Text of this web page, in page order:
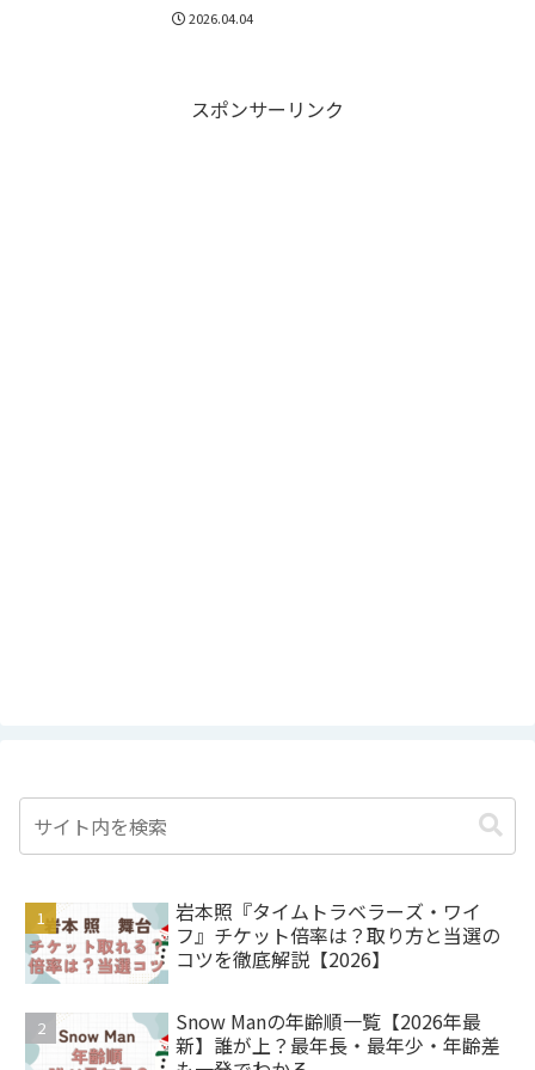
2026.04.04
スポンサーリンク
岩本照『タイムトラベラーズ・ワイ
フ』チケット倍率は？取り方と当選の
コツを徹底解説【2026】
Snow Manの年齢順一覧【2026年最
新】誰が上？最年長・最年少・年齢差